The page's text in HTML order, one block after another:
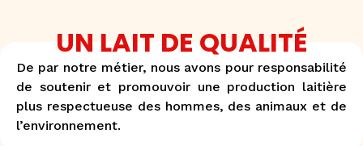
UN LAIT DE QUALITÉ
De par notre métier, nous avons pour responsabilité
de soutenir et promouvoir une production laitière
plus respectueuse des hommes, des animaux et de
l’environnement.